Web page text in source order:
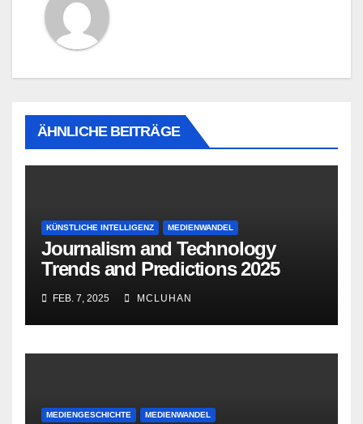
ÄHNLICHE BEITRÄGE
KÜNSTLICHE INTELLIGENZ MEDIENWANDEL
Journalism and Technology
Trends and Predictions 2025
FEB. 7, 2025 MCLUHAN
MEDIENGESCHICHTE MEDIENWANDEL